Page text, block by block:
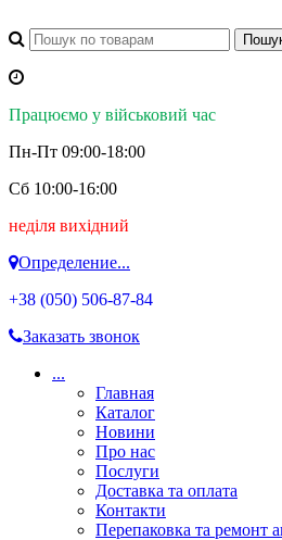
Працюємо у військовий час
Пн-Пт 09:00-18:00
Сб 10:00-16:00
неділя вихідний
Определение...
+38 (050) 506-87-84
Заказать звонок
...
Главная
Каталог
Новини
Про нас
Послуги
Доставка та оплата
Контакти
Перепаковка та ремонт